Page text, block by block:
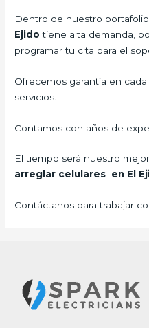
Dentro de nuestro portafolio,
Ejido tiene alta demanda,
programar tu cita para el
Ofrecemos garantía en
servicios.
Contamos con años de
El tiempo será nuestro
arreglar celulares en El
Contáctanos para trabajar